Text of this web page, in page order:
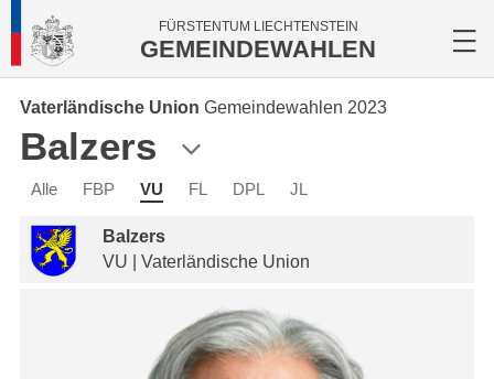
FÜRSTENTUM LIECHTENSTEIN
GEMEINDEWAHLEN
Vaterländische Union Gemeindewahlen 2023
Balzers
Alle FBP VU FL DPL JL
Balzers
VU | Vaterländische Union